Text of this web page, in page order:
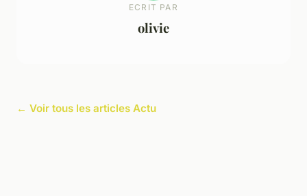
ECRIT PAR
olivie
← Voir tous les articles Actu